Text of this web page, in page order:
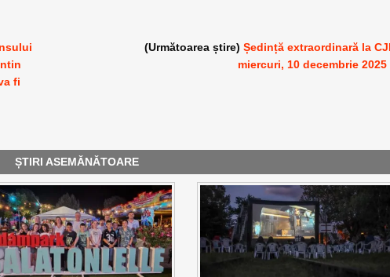
fi
(Următoarea știre)Ședință extraordinară la
miercuri, 10 decembrie 2025
ȘTIRI ASEMĂNĂTOARE